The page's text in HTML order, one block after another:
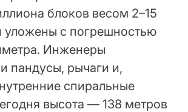
блоков весом 2–15
уложены с погрешностью
Инженеры
пандусы, рычаги и,
спиральные
высота — 138 метров